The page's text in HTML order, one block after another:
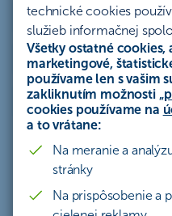
technické cookies
služieb informačnej
Všetky ostatné cookies,
marketingové,
používame len s vašim
zakliknutím možnosti „
cookies používame na
a to vrátane:
Na meranie a
stránky
Na prispôsobenie a
Účty a platby Úvery a
Sporenie a investovanie
Ostatné Celý archív
Štatút súťaže
Airpods so